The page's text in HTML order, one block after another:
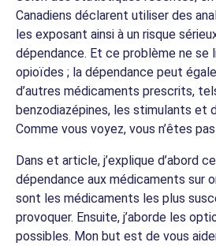
Canadiens déclarent utiliser des
les exposant ainsi à un risque
dépendance. Et ce problème ne se
opioïdes ; la dépendance peut
d’autres médicaments prescrits,
benzodiazépines, les stimulants et
Comme vous voyez, vous n’êtes
Dans et article, j’explique d’abord
dépendance aux médicaments sur
sont les médicaments les plus
provoquer. Ensuite, j’aborde les
possibles. Mon but est de vous